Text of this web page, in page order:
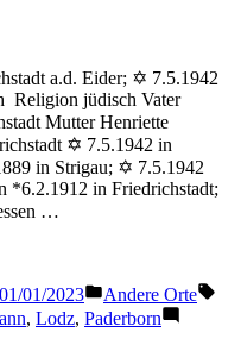
a.d. Eider; ✡ 7.5.1942
Religion jüdisch Vater
Mutter Henriette
✡ 7.5.1942 in
in Strigau; ✡ 7.5.1942
*6.2.1912 in Friedrichstadt;
…
01/01/2023
Veröffentlicht
in
Andere Orte
, Lodz, Paderborn